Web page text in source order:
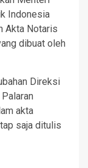
Indonesia
Akta Notaris
dibuat oleh
Direksi
akta
saja ditulis